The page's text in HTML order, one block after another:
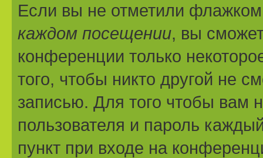
Если вы не отметили
каждом посещении, вы
конференции только
того, чтобы никто другой не
записью. Для того чтобы вам
пользователя и пароль
пункт при входе на